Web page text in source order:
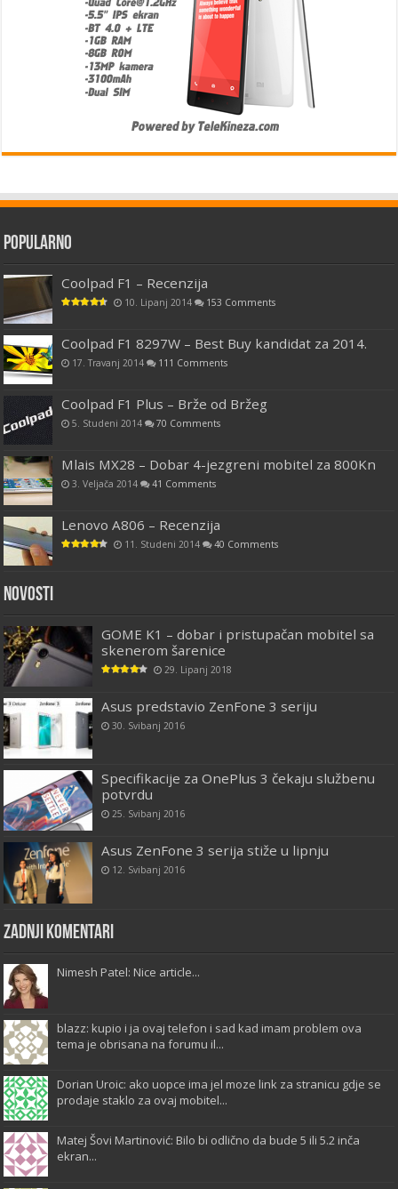
Popularno
Coolpad F1 – Recenzija
10. Lipanj 2014 153 Comments
Coolpad F1 8297W – Best Buy kandidat za 2014.
17. Travanj 2014 111 Comments
Coolpad F1 Plus – Brže od Bržeg
5. Studeni 2014 70 Comments
Mlais MX28 – Dobar 4-jezgreni mobitel za 800Kn
3. Veljača 2014 41 Comments
Lenovo A806 – Recenzija
11. Studeni 2014 40 Comments
Novosti
GOME K1 – dobar i pristupačan mobitel sa
skenerom šarenice
29. Lipanj 2018
Asus predstavio ZenFone 3 seriju
30. Svibanj 2016
Specifikacije za OnePlus 3 čekaju službenu
potvrdu
25. Svibanj 2016
Asus ZenFone 3 serija stiže u lipnju
12. Svibanj 2016
Zadnji komentari
Nimesh Patel: Nice article...
blazz: kupio i ja ovaj telefon i sad kad imam problem ova
tema je obrisana na forumu il...
Dorian Uroic: ako uopce ima jel moze link za stranicu gdje se
prodaje staklo za ovaj mobitel...
Matej Šovi Martinović: Bilo bi odlično da bude 5 ili 5.2 inča
ekran...